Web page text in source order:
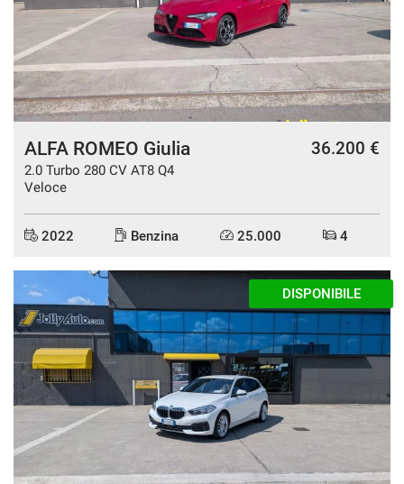
FOTON
NEWS
AREA COMMERCIANTI
ALFA ROMEO Giulia
2.0 Turbo 280 CV AT8 Q4
Veloce
36.200 €
2022 Benzina 25.000 4
DISPONIBILE
tracciamento
adottiamo
per
offrire
le
funzionalità
svolgere
le
attività
descritte.
maggiori
informazioni
sull'utilità
sul
funzionamento
di
strumenti
di
tracciamento